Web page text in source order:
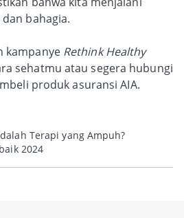
bahagia.
kampanye Rethink Healthy
sehatmu atau segera hubungi
produk asuransi AIA.
Terapi yang Ampuh?
2024